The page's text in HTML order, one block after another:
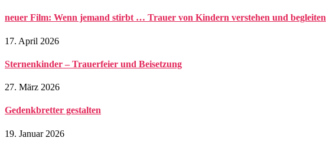
neuer Film: Wenn jemand stirbt … Trauer von Kindern verstehen und begleiten
17. April 2026
Sternenkinder – Trauerfeier und Beisetzung
27. März 2026
Gedenkbretter gestalten
19. Januar 2026